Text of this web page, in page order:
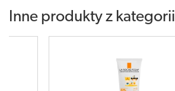
Inne produkty z kategorii